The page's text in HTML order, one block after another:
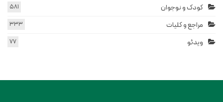
کودک و نوجوان 581
مراجع و کلیات 333
ویدئو 77